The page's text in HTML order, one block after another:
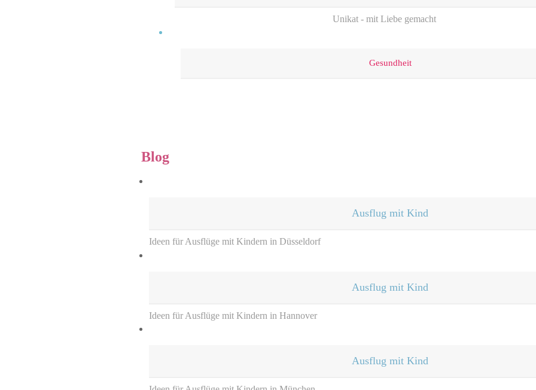
Unikat - mit Liebe gemacht
Gesundheit
Blog
Ausflug mit Kind
Ideen für Ausflüge mit Kindern in Düsseldorf
Ausflug mit Kind
Ideen für Ausflüge mit Kindern in Hannover
Ausflug mit Kind